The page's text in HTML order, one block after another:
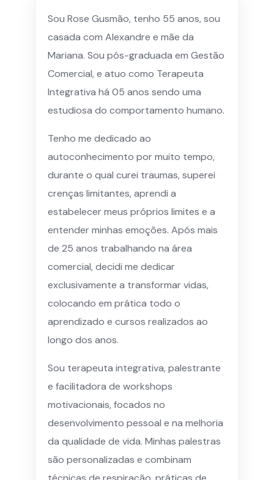
Sou Rose Gusmão, tenho 55 anos, sou
casada com Alexandre e mãe da
Mariana. Sou pós-graduada em Gestão
Comercial, e atuo como Terapeuta
Integrativa há 05 anos sendo uma
estudiosa do comportamento humano.
Tenho me dedicado ao
autoconhecimento por muito tempo,
durante o qual curei traumas, superei
crenças limitantes, aprendi a
estabelecer meus próprios limites e a
entender minhas emoções. Após mais
de 25 anos trabalhando na área
comercial, decidi me dedicar
exclusivamente a transformar vidas,
colocando em prática todo o
aprendizado e cursos realizados ao
longo dos anos.
Sou terapeuta integrativa, palestrante
e facilitadora de workshops
motivacionais, focados no
desenvolvimento pessoal e na melhoria
da qualidade de vida. Minhas palestras
são personalizadas e combinam